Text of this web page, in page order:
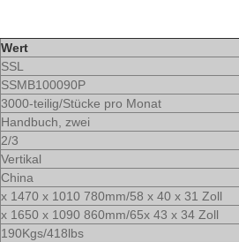
Wert
SSL
SSMB100090P
3000-teilig/Stücke pro Monat
Handbuch, zwei
2/3
Vertikal
China
x 1470 x 1010 780mm/58 x 40 x 31 Zoll
x 1650 x 1090 860mm/65x 43 x 34 Zoll
190Kgs/418lbs